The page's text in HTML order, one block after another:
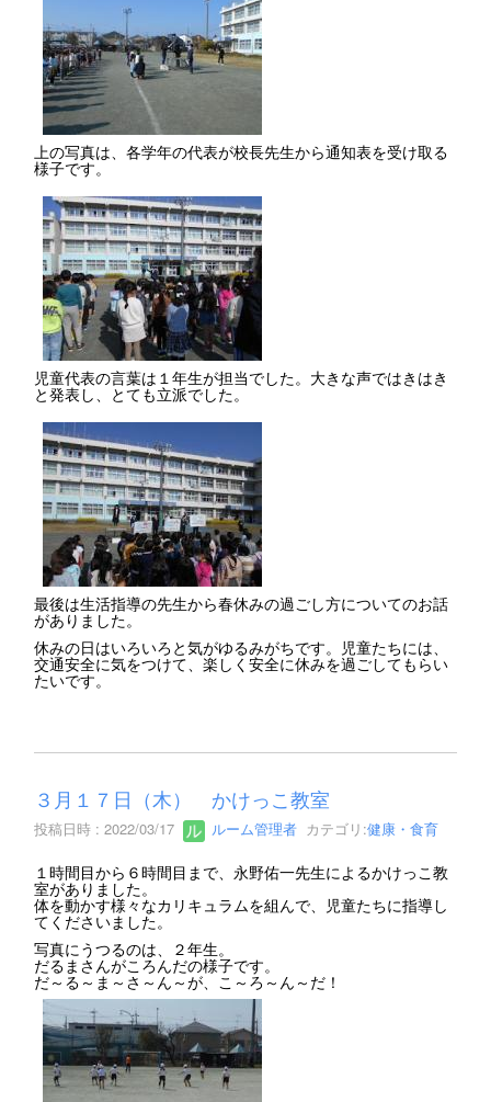
上の写真は、各学年の代表が校長先生から通知表を受け取る
様子です。
児童代表の言葉は１年生が担当でした。大きな声ではきはき
と発表し、とても立派でした。
最後は生活指導の先生から春休みの過ごし方についてのお話
がありました。
休みの日はいろいろと気がゆるみがちです。児童たちには、
交通安全に気をつけて、楽しく安全に休みを過ごしてもらい
たいです。
３月１７日（木） かけっこ教室
投稿日時 : 2022/03/17 ルーム管理者 カテゴリ:健康・食育
１時間目から６時間目まで、永野佑一先生によるかけっこ教
室がありました。
体を動かす様々なカリキュラムを組んで、児童たちに指導し
てくださいました。
写真にうつるのは、２年生。
だるまさんがころんだの様子です。
だ～る～ま～さ～ん～が、こ～ろ～ん～だ！